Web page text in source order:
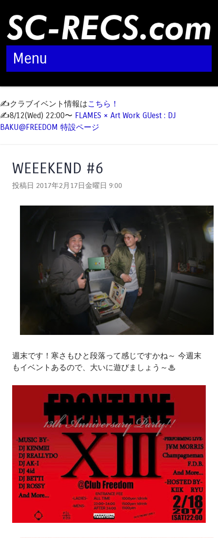
Menu
✍️クラブイベント情報はこちら！
✍️8/12(Wed) 22:00〜 FLAMES × Art Work GUest : DJ
BAKU@FREEDOM 特設ページ
WEEEKEND #6
投稿日 2017年2月17日金曜日 9:00
週末です！寒さもひと段落って感じですかね～ 今週末
もイベントあるので、大いに遊びましょう～♨